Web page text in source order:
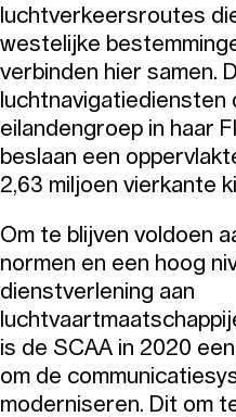
luchtverkeersroutes
westelijke
verbinden hier samen.
luchtnavigatiediensten
eilandengroep in haar
beslaan een
2,63 miljoen vierkante
Om te blijven voldoen
normen en een hoog
dienstverlening aan
is de SCAA in 2020
om de
moderniseren. Dit om